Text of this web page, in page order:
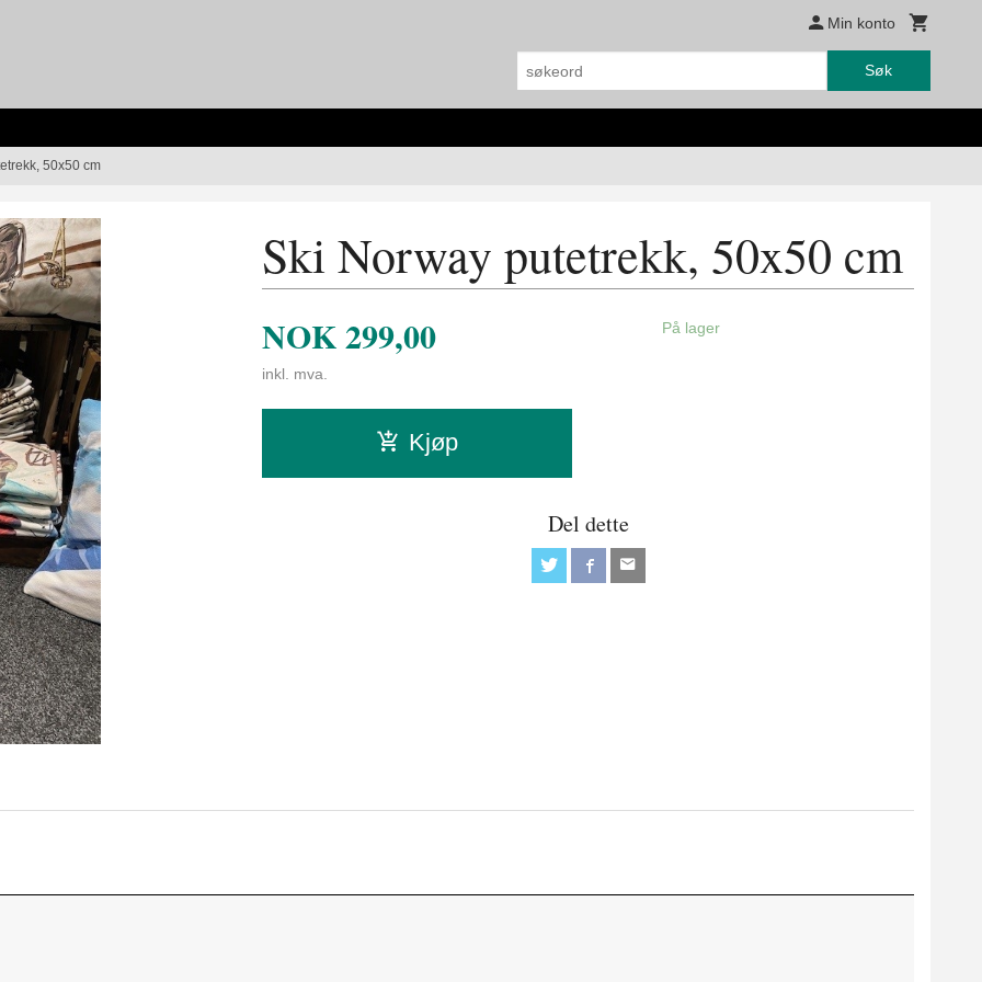
Min konto
Søk
50x50 cm
Ski Norway putetrekk, 50x50 cm
NOK299,00
inkl. mva.
På lager
Kjøp
Del dette